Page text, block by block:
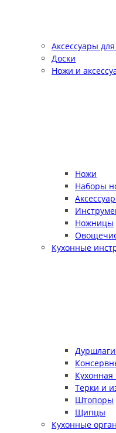
Аксессуары
Доски
Ножи и
Ножи
Наборы
Ножницы
Кухонные
Кухонная
Терки и
Штопоры
Щипцы
Кухонные